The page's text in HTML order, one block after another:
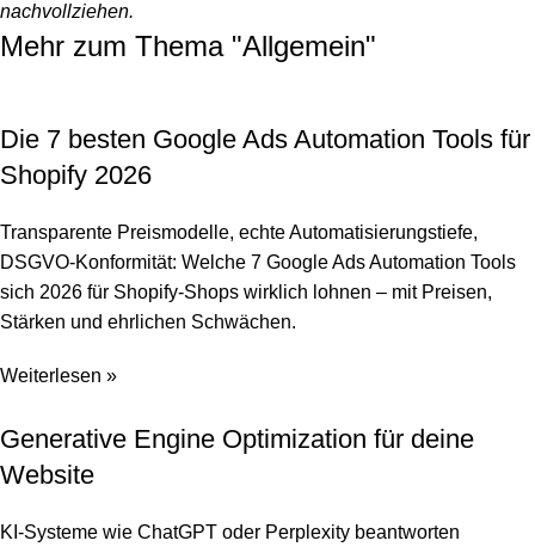
nachvollziehen.
Mehr zum Thema "Allgemein"
Die 7 besten Google Ads Automation Tools für
Shopify 2026
Transparente Preismodelle, echte Automatisierungstiefe,
DSGVO-Konformität: Welche 7 Google Ads Automation Tools
sich 2026 für Shopify-Shops wirklich lohnen – mit Preisen,
Stärken und ehrlichen Schwächen.
Weiterlesen »
Generative Engine Optimization für deine
Website
KI-Systeme wie ChatGPT oder Perplexity beantworten